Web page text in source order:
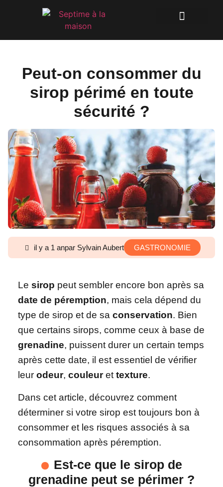
Peut-on consommer du
sirop périmé en toute
sécurité ?
il y a 1 anpar Sylvain Aubert GASTRONOMIE
Le sirop peut sembler encore bon après sa
date de péremption, mais cela dépend du
type de sirop et de sa conservation. Bien
que certains sirops, comme ceux à base de
grenadine, puissent durer un certain temps
après cette date, il est essentiel de vérifier
leur odeur, couleuret texture.
Dans cet article, découvrez comment
déterminer si votre sirop est toujours bon à
consommer et les risques associés à sa
consommation après péremption.
Est-ce que le sirop de
grenadine peut se périmer ?